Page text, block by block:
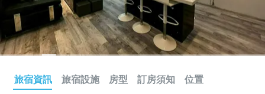
旅宿資訊 旅宿設施 房型 訂房須知 位置